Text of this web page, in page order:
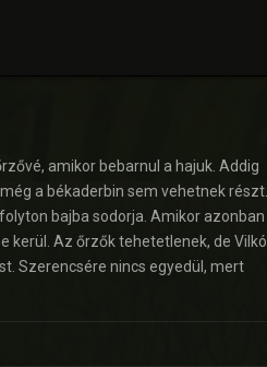
amikor bebarnul a hajuk. Addig
a békaderbin sem vehetnek részt.
bajba sodorja. Amikor azonban
kerül. Az őrzők tehetetlenek, de Vilkó
Szerencsére nincs egyedül, mert